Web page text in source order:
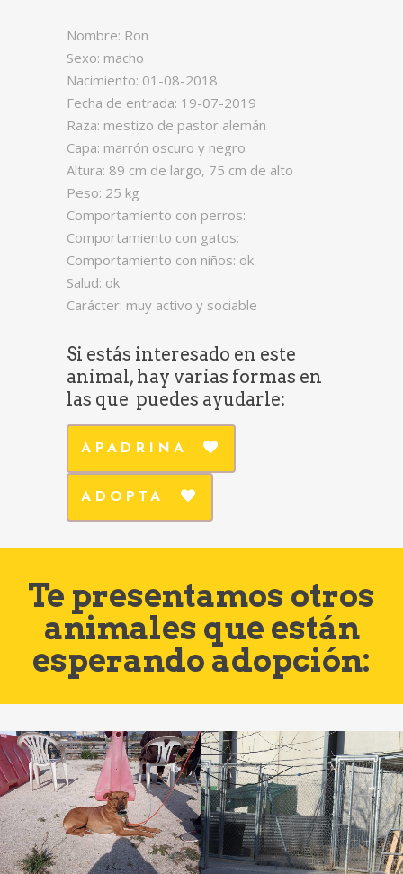
Nombre: Ron
Sexo: macho
Nacimiento: 01-08-2018
Fecha de entrada: 19-07-2019
Raza: mestizo de pastor alemán
Capa: marrón oscuro y negro
Altura: 89 cm de largo, 75 cm de alto
Peso: 25 kg
Comportamiento con perros:
Comportamiento con gatos:
Comportamiento con niños: ok
Salud: ok
Carácter: muy activo y sociable
Si estás interesado en este
animal, hay varias formas en
las que puedes ayudarle:
APADRINA
ADOPTA
Te presentamos otros
animales que están
esperando adopción: